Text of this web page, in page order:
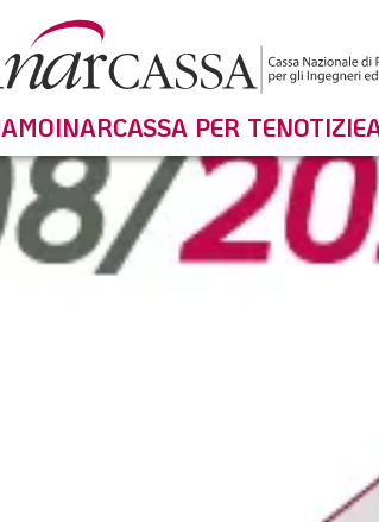
INARCASSA PER TENOTIZIE